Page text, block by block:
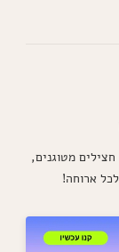
מטוגנים,
ארוחה!